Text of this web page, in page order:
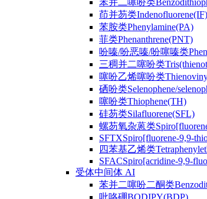
苯并二噻吩类
茚并芴类Indenofluorene(IF)
苯胺类Phenylamine(PA)
菲类Phenanthrene(PNT)
吩嗪/吩恶嗪/吩噻嗪类
三稠并二噻吩类
噻吩乙烯噻吩类
硒吩类Selenophene/
噻吩类Thiophene(TH)
硅芴类Silafluorene(SFL)
螺芴氧杂蒽类
SFTXSpiro[fluorene-9,9-
四苯基乙烯类
SFACSpiro[acridine-9,9-
受体中间体 AI
苯并二噻吩二酮类